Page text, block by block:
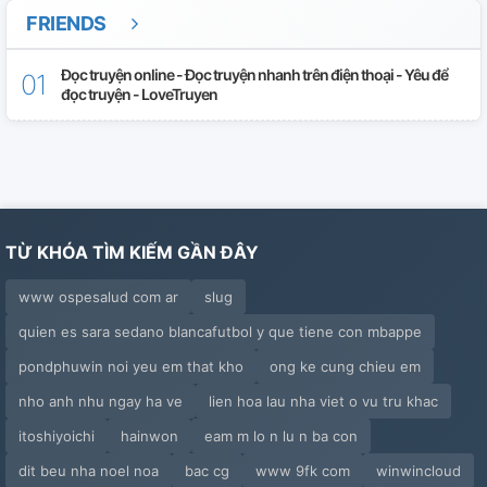
FRIENDS
Đọc truyện online - Đọc truyện nhanh trên điện thoại - Yêu để
đọc truyện - LoveTruyen
TỪ KHÓA TÌM KIẾM GẦN ĐÂY
www ospesalud com ar
slug
quien es sara sedano blancafutbol y que tiene con mbappe
pondphuwin noi yeu em that kho
ong ke cung chieu em
nho anh nhu ngay ha ve
lien hoa lau nha viet o vu tru khac
itoshiyoichi
hainwon
eam m lo n lu n ba con
dit beu nha noel noa
bac cg www 9fk com winwincloud